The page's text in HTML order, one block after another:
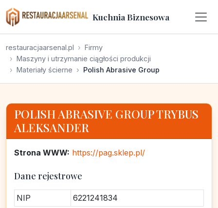
Kuchnia Biznesowa
restauracjaarsenal.pl
Firmy
Maszyny i utrzymanie ciągłości produkcji
Materiały ścierne
Polish Abrasive Group
POLISH ABRASIVE GROUP TRYBUS
ALEKSANDER
Strona WWW: https://pag.sklep.pl/
Dane rejestrowe
NIP 6221241834